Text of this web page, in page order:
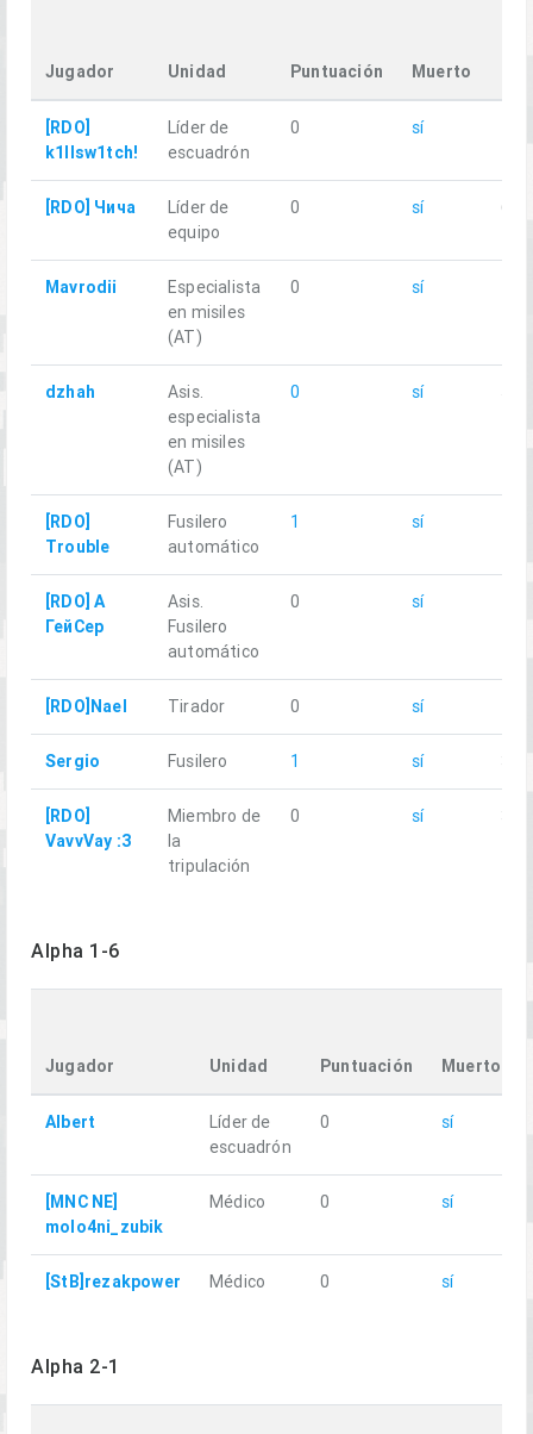
Jugador Unidad Puntuación Muerto
[RDO]
k1llsw1tch!
Líder de
escuadrón
0 sí
[RDO] Чича
Líder de
equipo
0 sí 6.27
Mavrodii
Especialista
en misiles
(AT)
0 sí
dzhah
Asis.
especialista
en misiles
(AT)
0 sí
[RDO]
Trouble
Fusilero
automático
1 sí
[RDO] А
ГейСер
Asis.
Fusilero
automático
0 sí
[RDO]Nael Tirador 0 sí
Sergio Fusilero 1 sí
[RDO]
VavvVay :З
Miembro de
la
tripulación
0 sí
Alpha 1-6
Jugador Unidad Puntuación Muerto
Albert
Líder de
escuadrón
0 sí
[MNC NE]
molo4ni_zubik
Médico 0 sí
[StB]rezakpower Médico 0 sí
Alpha 2-1